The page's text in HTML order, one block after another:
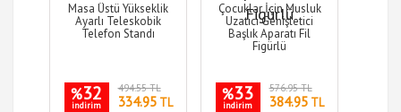
Masa Üstü Yükseklik
Ayarlı Teleskobik
Telefon Standı
%32
indirim
494.55 TL
334.95TL
Çocuklar İçin Musluk
Uzatıcı Genişletici
Başlık Aparatı Fil
Figürlü
%33
indirim
576.95 TL
384.95TL